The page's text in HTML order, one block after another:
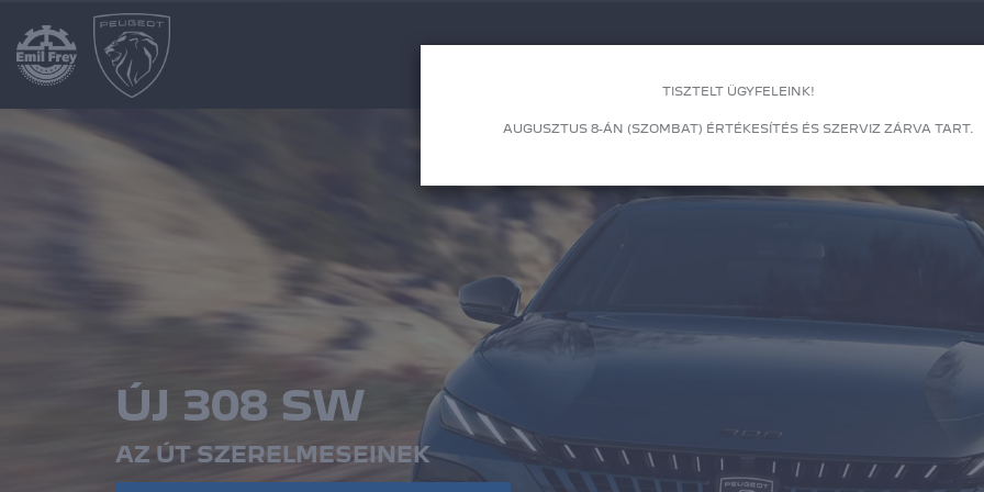
ÚJ 308 SW
AZ ÚT SZERELMESEINEK
TISZTELT ÜGYFELEINK!
AUGUSZTUS 8-ÁN (SZOMBAT) ÉRTÉKESÍTÉS ÉS SZERVIZ ZÁRVA TART.